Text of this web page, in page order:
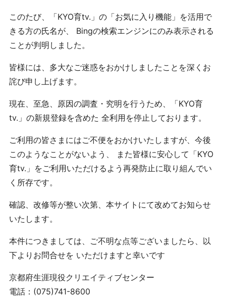
このたび、「KYO育tv.」の「お気に入り機能」を活用で
きる方の氏名が、 Bingの検索エンジンにのみ表示される
ことが判明しました。
皆様には、多大なご迷惑をおかけしましたことを深くお
詫び申し上げます。
現在、至急、原因の調査・究明を行うため、「KYO育
tv.」の新規登録を含めた 全利用を停止しております。
ご利用の皆さまにはご不便をおかけいたしますが、今後
このようなことがないよう、 また皆様に安心して「KYO
育tv.」をご利用いただけるよう再発防止に取り組んでい
く所存です。
確認、改修等が整い次第、本サイトにて改めてお知らせ
いたします。
本件につきましては、ご不明な点等ございましたら、以
下よりお問合せを いただけますと幸いです
京都府生涯現役クリエイティブセンター
電話：(075)741-8600